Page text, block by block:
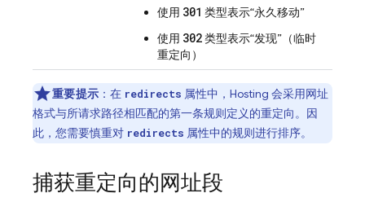
使用 301 类型表示“永久移动”
使用 302类型表示“发现”（临时
重定向）
重要提示 ：在 redirects 属性中， Hosting 会采用网址
格式与所请求路径相匹配的第一条规则定义的重定向。因
此，您需要慎重对 redirects 属性中的规则进行排序。
捕获重定向的网址段